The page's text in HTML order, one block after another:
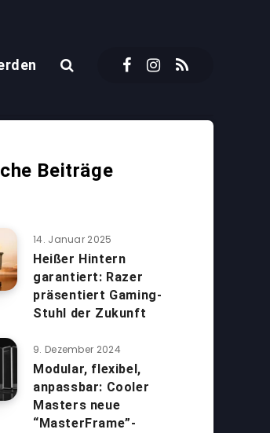
Beiträge
14. Januar 2025
Heißer Hintern
garantiert: Razer
präsentiert Gaming-
Stuhl der Zukunft
9. Dezember 2024
Modular, flexibel,
anpassbar: Cooler
Masters neue
“MasterFrame”-